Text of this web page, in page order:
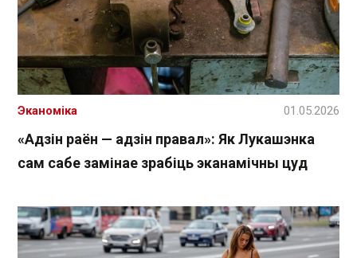
«Адзін раён — адзін правал»: Як Лукашэнка
сам сабе замінае зрабіць эканамічны цуд
Эканоміка 01.05.2026